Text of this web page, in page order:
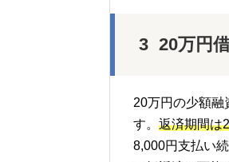
20万円
20万円の少額融
す。 返済期間は
8,000円支払い